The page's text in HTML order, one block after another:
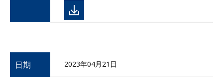
日期 2023年04月21日